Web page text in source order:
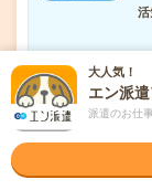
気になる!
大人気！
エン派
派遣のお仕